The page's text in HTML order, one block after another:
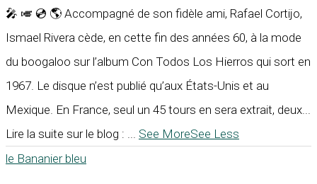
🎤 🎺 💿 🌎 Accompagné de son fidèle ami, Rafael Cortijo,
Ismael Rivera cède, en cette fin des années 60, à la mode
du boogaloo sur l’album Con Todos Los Hierros qui sort en
1967. Le disque n’est publié qu’aux États-Unis et au
Mexique. En France, seul un 45 tours en sera extrait, deux...
Lire la suite sur le blog : ... See MoreSee Less
le Bananier bleu